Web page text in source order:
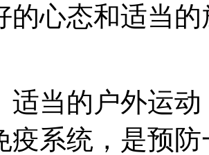
的心态和适当
的户外运动
疫系统，是预